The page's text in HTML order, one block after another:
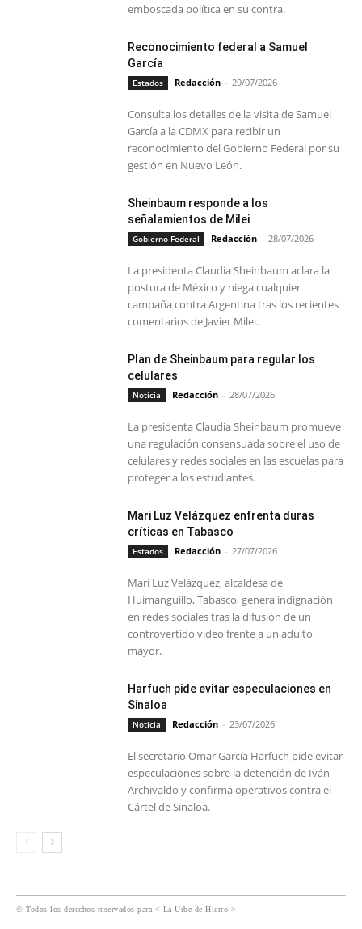
emboscada política en su contra.
Reconocimiento federal a Samuel
García
Estados Redacción - 29/07/2026
Consulta los detalles de la visita de Samuel
García a la CDMX para recibir un
reconocimiento del Gobierno Federal por su
gestión en Nuevo León.
Sheinbaum responde a los
señalamientos de Milei
Gobierno Federal Redacción - 28/07/2026
La presidenta Claudia Sheinbaum aclara la
postura de México y niega cualquier
campaña contra Argentina tras los recientes
comentarios de Javier Milei.
Plan de Sheinbaum para regular los
celulares
Noticia Redacción - 28/07/2026
La presidenta Claudia Sheinbaum promueve
una regulación consensuada sobre el uso de
celulares y redes sociales en las escuelas para
proteger a los estudiantes.
Mari Luz Velázquez enfrenta duras
críticas en Tabasco
Estados Redacción - 27/07/2026
Mari Luz Velázquez, alcaldesa de
Huimanguillo, Tabasco, genera indignación
en redes sociales tras la difusión de un
controvertido video frente a un adulto
mayor.
Harfuch pide evitar especulaciones en
Sinaloa
Noticia Redacción - 23/07/2026
El secretario Omar García Harfuch pide evitar
especulaciones sobre la detención de Iván
Archivaldo y confirma operativos contra el
Cártel de Sinaloa.
© Todos los derechos reservados para < La Urbe de Hierro >